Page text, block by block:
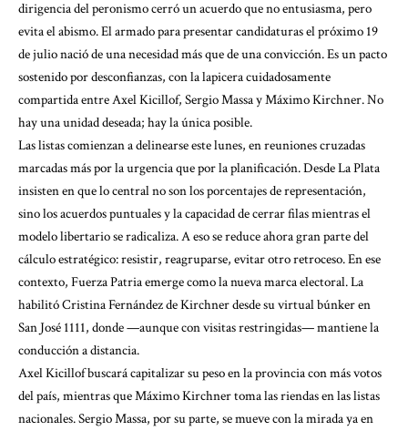
dirigencia del peronismo cerró un acuerdo que no entusiasma, pero
evita el abismo. El armado para presentar candidaturas el próximo 19
de julio nació de una necesidad más que de una convicción. Es un pacto
sostenido por desconfianzas, con la lapicera cuidadosamente
compartida entre Axel Kicillof, Sergio Massa y Máximo Kirchner. No
hay una unidad deseada; hay la única posible.
Las listas comienzan a delinearse este lunes, en reuniones cruzadas
marcadas más por la urgencia que por la planificación. Desde La Plata
insisten en que lo central no son los porcentajes de representación,
sino los acuerdos puntuales y la capacidad de cerrar filas mientras el
modelo libertario se radicaliza. A eso se reduce ahora gran parte del
cálculo estratégico: resistir, reagruparse, evitar otro retroceso. En ese
contexto, Fuerza Patria emerge como la nueva marca electoral. La
habilitó Cristina Fernández de Kirchner desde su virtual búnker en
San José 1111, donde —aunque con visitas restringidas— mantiene la
conducción a distancia.
Axel Kicillof buscará capitalizar su peso en la provincia con más votos
del país, mientras que Máximo Kirchner toma las riendas en las listas
nacionales. Sergio Massa, por su parte, se mueve con la mirada ya en